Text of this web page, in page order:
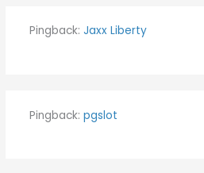
Pingback: Jaxx Liberty
Pingback: pgslot